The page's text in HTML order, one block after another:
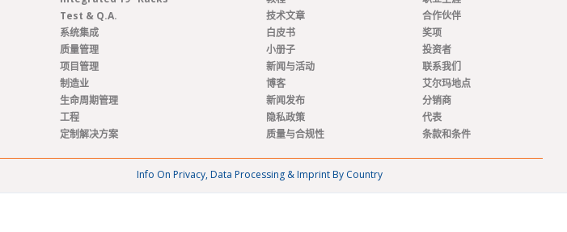
Test & Q.A.
系统集成
质量管理
项目管理
制造业
生命周期管理
工程
定制解决方案
技术文章
白皮书
小册子
新闻与活动
博客
新闻发布
隐私政策
质量与合规性
合作伙伴
奖项
投资者
联系我们
艾尔玛地点
分销商
代表
条款和条件
Info On Privacy, Data Processing & Imprint By Country